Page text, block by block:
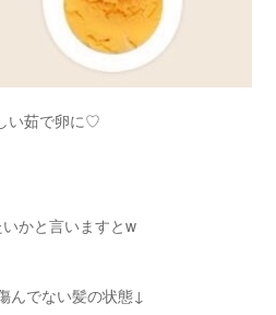
い茹で卵に♡
かと言いますとw
んでない髪の状態↓